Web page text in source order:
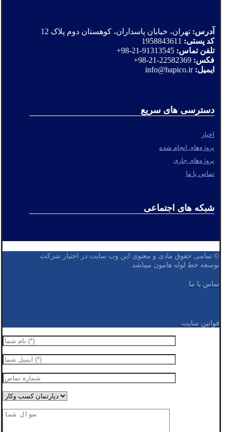
آدرس: تهران، خیابان پاسداران، کوهستان دوم پلاک 12
کد پستی:
تلفن تماس:
فکس:
ایمیل: info@hapico.ir
دسترسی های سریع
اخبار
پروژه‌های انجام شده
پروژه‌های جاری
تماس با ما
شبکه های اجتماعی
© تمامی حقوق مادی و معنوی این وب سایت در اختیار شرکت
توسعه خط لوله هامون میباشد.
تماس با ما
قوانین سایت